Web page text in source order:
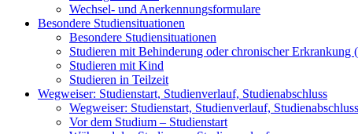
Wechsel- und Anerkennungsformulare
Besondere Studiensituationen
Besondere Studiensituationen
Studieren mit Behinderung oder chronischer Erkrankung
Studieren mit Kind
Studieren in Teilzeit
Wegweiser: Studienstart, Studienverlauf, Studienabschluss
Wegweiser: Studienstart, Studienverlauf, Studienabschluss
Vor dem Studium – Studienstart